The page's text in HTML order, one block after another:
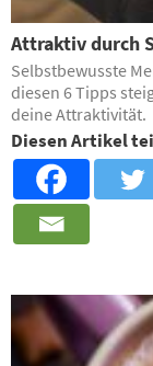
Attraktiv durch
Selbstbewusste
diesen 6 Tipps
deine Attraktivität.
Diesen Artikel